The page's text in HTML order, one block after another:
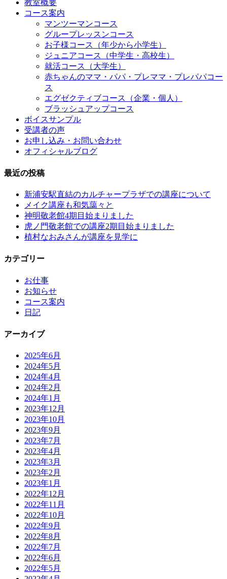
教室概要
コース案内
マンツーマンコース
グループレッスンコース
お子様コース（年少から小学生）
ジュニアコース（中学生・高校生）
就活コース（大学生）
赤ちゃんのママ・パパ・プレママ・プレパパコー
ス
エグゼクティブコース（企業・個人）
ブラッシュアップコース
ボイスサンプル
受講者の声
お申し込み・お問い合わせ
オフィシャルブログ
最近の投稿
新浦安駅直結のカルチャープラザでの講座について
メイク講座も和気藹々と
神明敬老館4期目始まりました
虎ノ門敬老館での講座2期目始まりました
植村なおみさんが講座を見学に
カテゴリー
お仕事
お知らせ
コース案内
日記
アーカイブ
2025年6月
2024年5月
2024年4月
2024年2月
2024年1月
2023年12月
2023年10月
2023年9月
2023年7月
2023年4月
2023年3月
2023年2月
2023年1月
2022年12月
2022年11月
2022年10月
2022年9月
2022年8月
2022年7月
2022年6月
2022年5月